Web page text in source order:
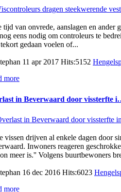
tijd van onvrede, aanslagen en ander
eens nodig om controleurs te
gedaan voelen of...
11 apr 2017 Hits:5152
more
in Beverwaard door vissterfte
vissen drijven al enkele dagen door
Inwoners reageren
meer is.'' Volgens buurtbewoners
16 dec 2016 Hits:6023
more